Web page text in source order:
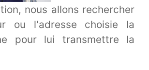
nous allons rechercher
ou l'adresse choisie la
pour lui transmettre la